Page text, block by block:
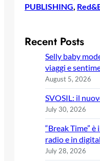
PUBLISHING,
Recent Posts
Selly baby
viaggi e
August 5, 2026
SVOSIL: il
July 30, 2026
“Break Time”
radio e in
July 28, 2026